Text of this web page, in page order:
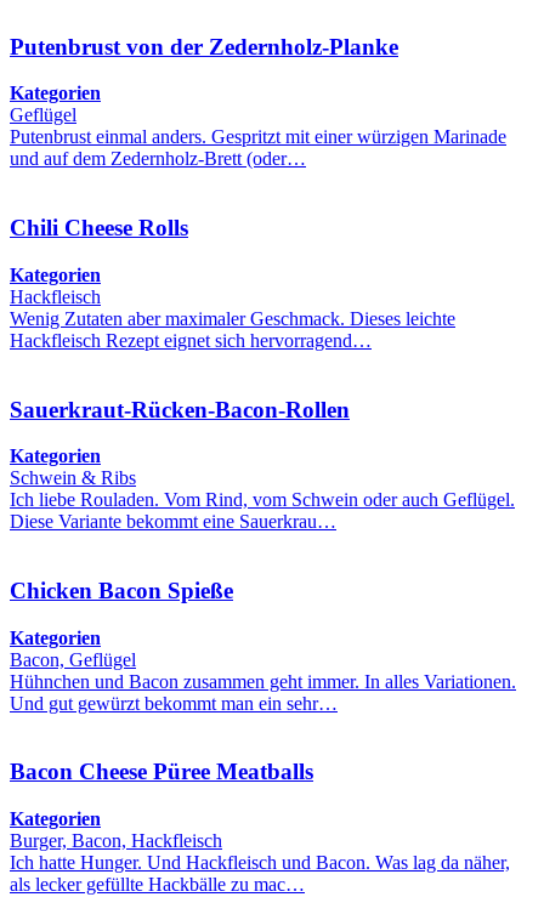
Putenbrust von der Zedernholz-Planke
Kategorien
Geflügel
Putenbrust einmal anders. Gespritzt mit einer würzigen Marinade
und auf dem Zedernholz-Brett (oder…
Chili Cheese Rolls
Kategorien
Hackfleisch
Wenig Zutaten aber maximaler Geschmack. Dieses leichte
Hackfleisch Rezept eignet sich hervorragend…
Sauerkraut-Rücken-Bacon-Rollen
Kategorien
Schwein & Ribs
Ich liebe Rouladen. Vom Rind, vom Schwein oder auch Geflügel.
Diese Variante bekommt eine Sauerkrau…
Chicken Bacon Spieße
Kategorien
Bacon, Geflügel
Hühnchen und Bacon zusammen geht immer. In alles Variationen.
Und gut gewürzt bekommt man ein sehr…
Bacon Cheese Püree Meatballs
Kategorien
Burger, Bacon, Hackfleisch
Ich hatte Hunger. Und Hackfleisch und Bacon. Was lag da näher,
als lecker gefüllte Hackbälle zu mac…